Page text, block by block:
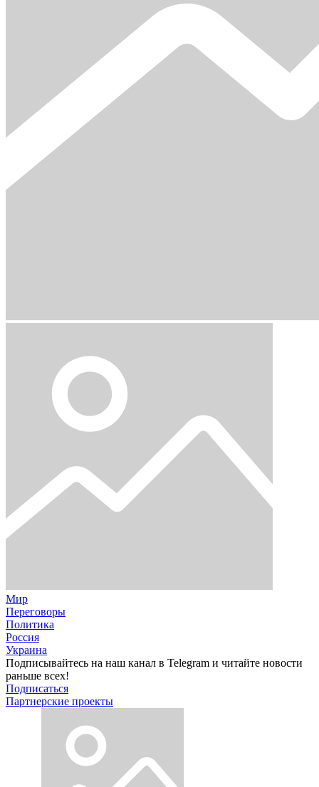
Мир
Переговоры
Политика
Россия
Украина
Подписывайтесь на наш канал в Telegram и читайте новости
раньше всех!
Подписаться
Партнерские проекты